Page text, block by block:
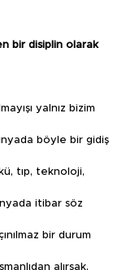
bir disiplin olarak
yalnız bizim
böyle bir gidiş
tıp, teknoloji,
itibar söz
bir durum
alırsak,